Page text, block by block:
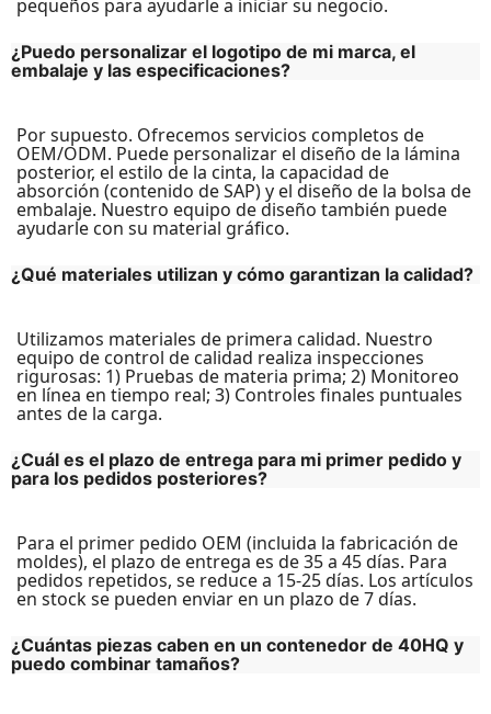
¿Puedo personalizar el logotipo de mi marca, el
embalaje y las especificaciones?
Por supuesto. Ofrecemos servicios completos de
OEM/ODM. Puede personalizar el diseño de la lámina
posterior, el estilo de la cinta, la capacidad de
absorción (contenido de SAP) y el diseño de la bolsa de
embalaje. Nuestro equipo de diseño también puede
¿Qué materiales utilizan y cómo garantizan la calidad?
Utilizamos materiales de primera calidad. Nuestro
equipo de control de calidad realiza inspecciones
rigurosas: 1) Pruebas de materia prima; 2) Monitoreo
en línea en tiempo real; 3) Controles finales puntuales
¿Cuál es el plazo de entrega para mi primer pedido y
para los pedidos posteriores?
Para el primer pedido OEM (incluida la fabricación de
moldes), el plazo de entrega es de 35 a 45 días. Para
pedidos repetidos, se reduce a 15-25 días. Los artículos
¿Cuántas piezas caben en un contenedor de 40HQ y
puedo combinar tamaños?